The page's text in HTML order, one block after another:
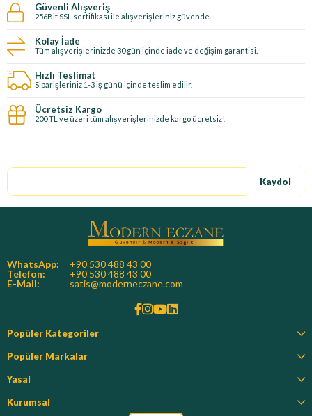
Güvenli Alışveriş
256Bit SSL sertifikası ile alışverişleriniz güvende.
Kolay İade
Tüm alışverişlerinizde 30 gün içinde iade ve değişim garantisi.
Hızlı Teslimat
Siparişleriniz 1-3 iş günü içinde teslim edilir.
Ücretsiz Kargo
200 TL ve üzeri tüm alışverişlerinizde kargo ücretsiz!
Kaydol
WhatsApp:
+90 530 488 43 00
Telefon:
+90 530 488 43 00
E-Mail:
satis@moderneczane.com
Popüler Kategoriler
Popüler Markalar
Yasal
Kurumsal